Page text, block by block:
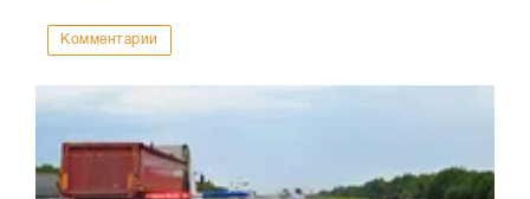
Комментарии